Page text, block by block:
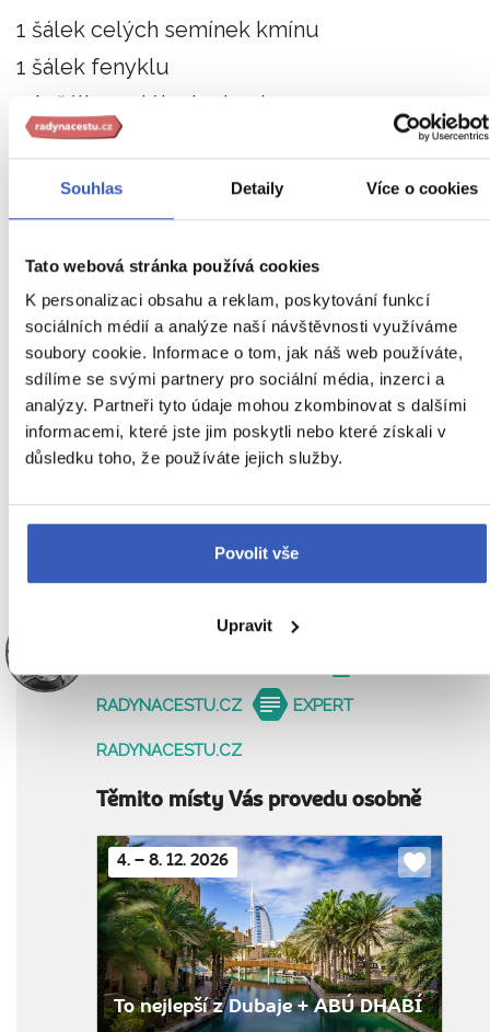
Souhlas Detaily Více o cookies
Tato webová stránka používá cookies
K personalizaci obsahu a reklam, poskytování funkcí
sociálních médií a analýze naší návštěvnosti využíváme
soubory cookie. Informace o tom, jak náš web používáte,
sdílíme se svými partnery pro sociální média, inzerci a
analýzy. Partneři tyto údaje mohou zkombinovat s dalšími
informacemi, které jste jim poskytli nebo které získali v
důsledku toho, že používáte jejich služby.
Povolit vše
Upravit
1 šálek celých semínek kmínu
1 šálek fenyklu
1/2 šálku celého koriandru
1/2 šálku pepře
1 šálek skořice, malé zlomené
1/4 šálku sušených červených chilli
1/2 šálku prášku z kurkumy
Postup:
Dejte všechny přísady do pánve a pečte nad
nízkým plamenem. Po celou dobu mícháme,
dokud koření nezhnědne.Poté jej promícháme
v misce, aby vychladlo,umeleme a
ve vzduchotěsné nádobě.
RADYNACESTU.CZ EXPERT
RADYNACESTU.CZ
Těmito místy Vás provedu osobně
4. – 8. 12. 2026
Do
oblíbených
To nejlepší z Dubaje + ABÚ DHABÍ